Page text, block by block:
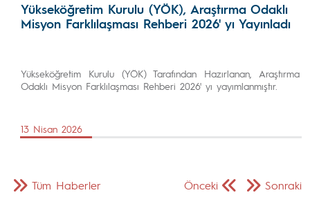
Yükseköğretim Kurulu (YÖK), Araştırma Odaklı
Misyon Farklılaşması Rehberi 2026' yı Yayınladı
Yükseköğretim Kurulu (YÖK) Tarafından Hazırlanan, Araştırma
Odaklı Misyon Farklılaşması Rehberi 2026' yı yayımlanmıştır.
13 Nisan 2026
Önceki Sonraki
Tüm Haberler